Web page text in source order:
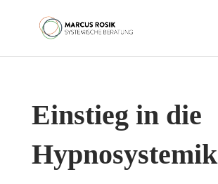
Einstieg in die
Hypnosystemik